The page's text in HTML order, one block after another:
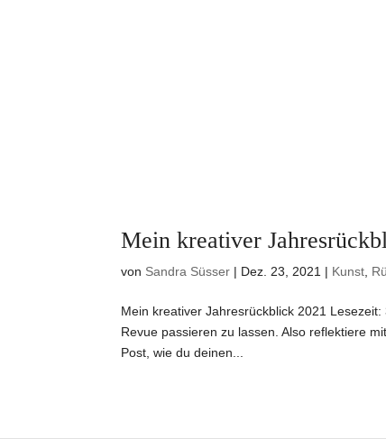
Mein kreativer
von Sandra Süsser | Dez. 23, 2021 | Kunst
Mein kreativer Jahresrückblick 2021
Revue passieren zu lassen. Also reflektiere
Post, wie du deinen...